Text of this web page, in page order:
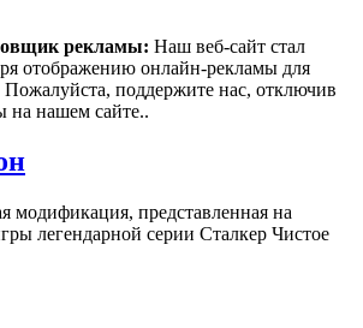
рекламы: Наш веб-сайт стал
отображению онлайн-рекламы для
поддержите нас, отключив
на нашем сайте..
модификация, представленная на
легендарной серии Сталкер Чистое